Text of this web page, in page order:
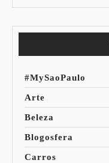
#MySaoPaulo
Arte
Beleza
Blogosfera
Carros